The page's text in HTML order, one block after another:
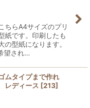
ちらA4サイズのプリ
紙です。印刷したも
の型紙になります。
望され…
ムタイプまで作れ
ディース [213]